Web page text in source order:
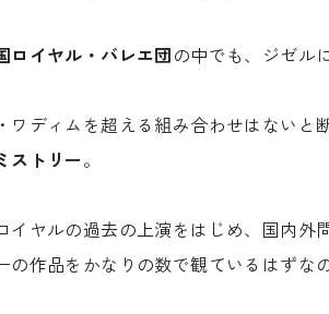
ロイヤル・バレエ団の中でも、ジゼル
ワディムを超える組み合わせはないと
ストリー。
イヤルの過去の上演をはじめ、国内外
の作品をかなりの数で観ているはずな